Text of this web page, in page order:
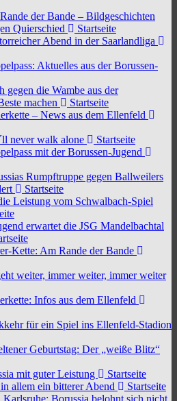
der Bande – Bildgeschichten
Quierschied
Startseite
Abend in der Saarlandliga
Aktuelles aus der Borussen-
gegen die Wambe aus der
machen
Startseite
– News aus dem Ellenfeld
never walk alone
Startseite
mit der Borussen-Jugend
Rumpftruppe gegen Ballweilers
Startseite
Leistung vom Schwalbach-Spiel
erwartet die JSG Mandelbachtal
Kette: Am Rande der Bande
weiter, immer weiter, immer weiter
Infos aus dem Ellenfeld
für ein Spiel ins Ellenfeld-Stadion
Geburtstag: Der „weiße Blitz“
mit guter Leistung
Startseite
allem ein bitterer Abend
Startseite
Karlsruhe: Borussia belohnt sich nicht